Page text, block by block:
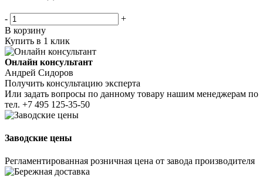
-
+
В корзину
Купить в 1 клик
Онлайн консультант
Андрей Сидоров
Получить консультацию эксперта
Или задать вопросы по данному товару нашим менеджерам по
тел. +7 495 125-35-50
Заводские цены
Регламентированная розничная цена от завода производителя